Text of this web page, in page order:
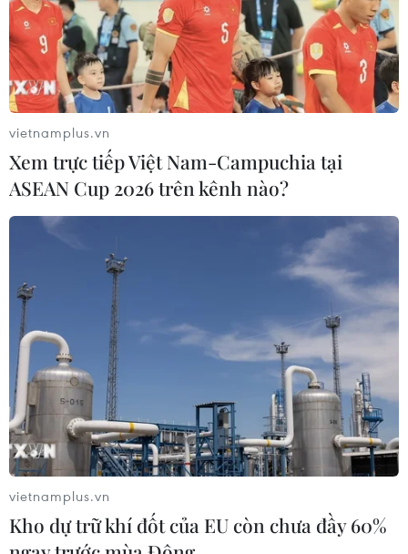
cơ cấu Quốc hội Mỹ sau cuộc bầu cử giữa nhiệm kỳ sẽ
ảnh hưởng chính sách của Mỹ với Triều Tiên.
Thị trường vàng bình lặng trước thềm bầu
cử Quốc hội Mỹ giữa kỳ
06/11/2018 11:19
Giá vàng biến động không đáng kể trong phiên giao
dịch ngày 6/11 tại thị trường châu Á, trước thềm cuộc
bầu cử Quốc hội giữa kỳ ở Mỹ diễn ra vào ngày 6/11
(giờ địa phương).
vietnamplus.vn
Xem trực tiếp Việt Nam-Campuchia tại
ASEAN Cup 2026 trên kênh nào?
vietnamplus.vn
Kho dự trữ khí đốt của EU còn chưa đầy 60%